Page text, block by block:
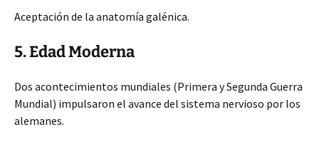
Aceptación de la anatomía galénica.
5. Edad Moderna
Dos acontecimientos mundiales (Primera y Segunda Guerra
Mundial) impulsaron el avance del sistema nervioso por los
alemanes.